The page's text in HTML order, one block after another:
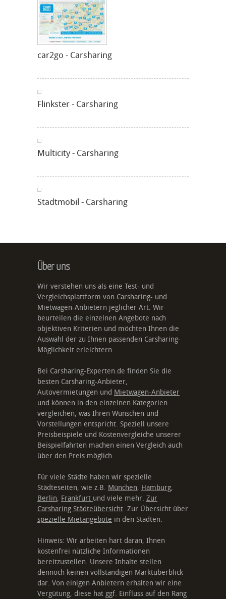
car2go - Carsharing
Flinkster - Carsharing
Multicity - Carsharing
Stadtmobil - Carsharing
Über uns
Wir verstehen uns als eine Test- und
Vergleichsplattform von Carsharing- und
Mietwagen-Anbietern jeglicher Art. Wir
beurteilen die einzelnen Angebote nach
objektiven Kriterien und möchten Ihnen die
Auswahl der zu Ihnen passenden Carsharing-
Möglichkeit erleichtern.
Bei Carsharing-Experten.de finden Sie die
besten Carsharing-Anbieter,
Autovermietungen und Mietwagen-Anbieter
und können in den einzelnen Kategorien
vergleichen, was Ihren Wünschen und
Vorstellungen entspricht. Speziell unsere
Preisbeispiele und Kostenvergleiche unserer
Beispielfahrten machen einen Vergleich auch
über den Preis möglich.
Für viele Städte haben wir spezielle
Städteseiten, wie z.B. München, Hamburg,
Berlin, Frankfurt und viele mehr. Zur
Carsharing Städteübersicht. Zur Übersicht über
spezielle Mietangebote in den Städten.
Hinweis: Wir arbeiten hart daran, Ihnen
kostenfrei nützliche Informationen
bereitzustellen. Unsere Inhalte stellen
dennoch keinen vollständigen Marktüberblick
dar. Von einigen Anbietern erhalten wir eine
Vergütung, diese hat ggf. Einfluss auf den Rang